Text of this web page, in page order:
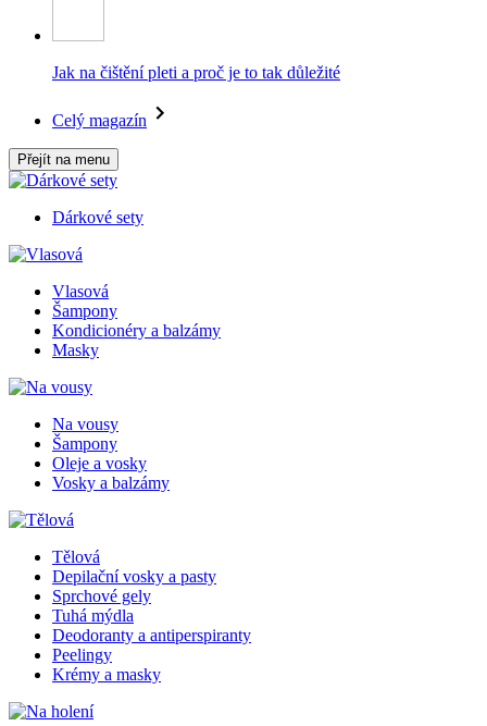
Jak na čištění pleti a proč je to tak důležité
Celý magazín
Přejít na menu
Dárkové sety
Vlasová
Šampony
Kondicionéry a balzámy
Masky
Na vousy
Šampony
Oleje a vosky
Vosky a balzámy
Tělová
Depilační vosky a pasty
Sprchové gely
Tuhá mýdla
Deodoranty a antiperspiranty
Peelingy
Krémy a masky